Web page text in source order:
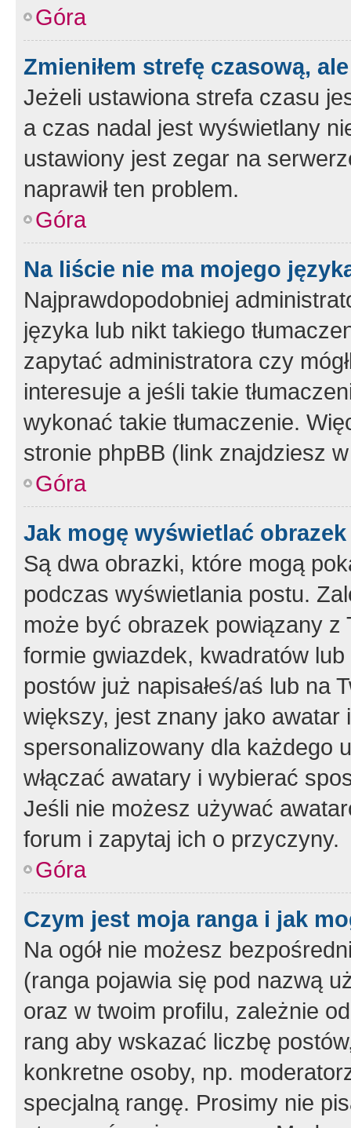
Góra
Zmieniłem strefę czasową,
Jeżeli ustawiona strefa czasu
a czas nadal jest wyświetlany
ustawiony jest zegar na
naprawił ten problem.
Góra
Na liście nie ma mojego
Najprawdopodobniej
języka lub nikt takiego
zapytać administratora czy
interesuje a jeśli takie
wykonać takie tłumaczenie.
stronie phpBB (link znajdziesz
Góra
Jak mogę wyświetlać
Są dwa obrazki, które mogą
podczas wyświetlania postu.
może być obrazek powiązany z
formie gwiazdek, kwadratów
postów już napisałeś/aś lub na
większy, jest znany jako
spersonalizowany dla każdego
włączać awatary i wybierać
Jeśli nie możesz używać
forum i zapytaj ich o przyczyny.
Góra
Czym jest moja ranga i jak
Na ogół nie możesz
(ranga pojawia się pod nazwą
oraz w twoim profilu, zależnie
rang aby wskazać liczbę
konkretne osoby, np.
specjalną rangę. Prosimy nie